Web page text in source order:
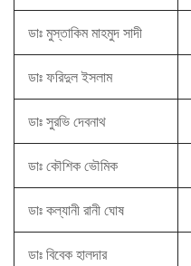
ডাঃ মুস্তাকিম মাহমুদ সাদী
ডাঃ ফরিদুল ইসলাম
ডাঃ সুরভি দেবনাথ
ডাঃ কৌশিক ভৌমিক
ডাঃ কল্যানী রানী ঘোষ
ডাঃ বিবেক হালদার